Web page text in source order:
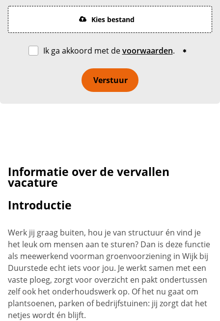
Kies bestand
Ik ga akkoord met devoorwaarden.
Verstuur
Informatie over de vervallen
vacature
Introductie
Werk jij graag buiten, hou je van structuur én vind je
het leuk om mensen aan te sturen? Dan is deze functie
als meewerkend voorman groenvoorziening in Wijk bij
Duurstede echt iets voor jou. Je werkt samen met een
vaste ploeg, zorgt voor overzicht en pakt ondertussen
zelf ook het onderhoudswerk op. Of het nu gaat om
plantsoenen, parken of bedrijfstuinen: jij zorgt dat het
netjes wordt én blijft.